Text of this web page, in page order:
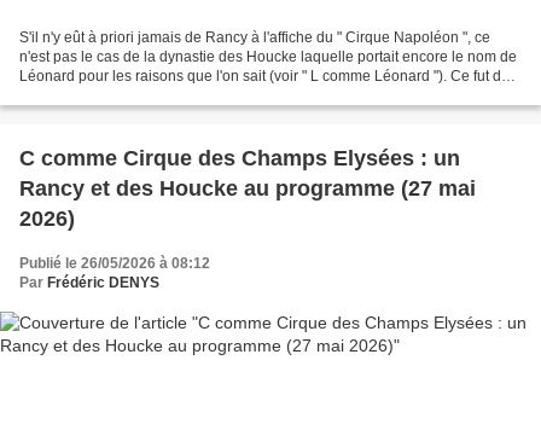
S'il n'y eût à priori jamais de Rancy à l'affiche du " Cirque Napoléon ", ce
n'est pas le cas de la dynastie des Houcke laquelle portait encore le nom de
Léonard pour les raisons que l'on sait (voir " L comme Léonard "). Ce fut dès
C comme Cirque des Champs Elysées : un
Rancy et des Houcke au programme (27 mai
2026)
Publié le 26/05/2026 à 08:12
Par Frédéric DENYS